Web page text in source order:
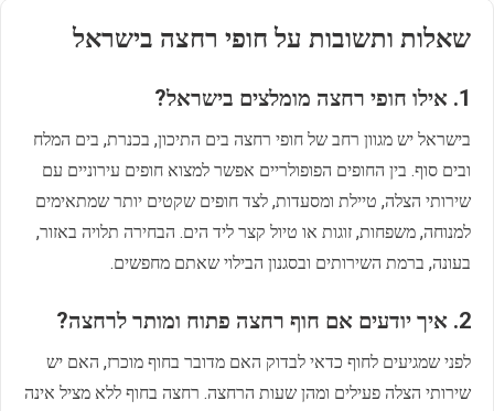
שאלות ותשובות על חופי רחצה בישראל
1. אילו חופי רחצה מומלצים בישראל?
בישראל יש מגוון רחב של חופי רחצה בים התיכון, בכנרת, בים המלח
ובים סוף. בין החופים הפופולריים אפשר למצוא חופים עירוניים עם
שירותי הצלה, טיילת ומסעדות, לצד חופים שקטים יותר שמתאימים
למנוחה, משפחות, זוגות או טיול קצר ליד הים. הבחירה תלויה באזור,
בעונה, ברמת השירותים ובסגנון הבילוי שאתם מחפשים.
2. איך יודעים אם חוף רחצה פתוח ומותר לרחצה?
לפני שמגיעים לחוף כדאי לבדוק האם מדובר בחוף מוכרז, האם יש
שירותי הצלה פעילים ומהן שעות הרחצה. רחצה בחוף ללא מציל אינה